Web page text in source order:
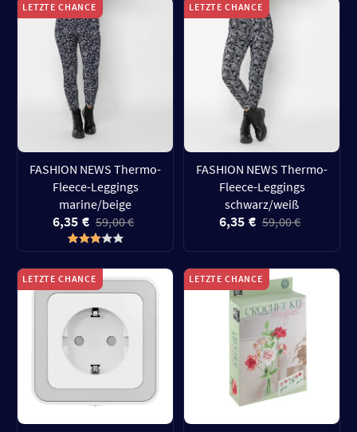
LETZTE CHANCE
FASHION NEWS Thermo-
Fleece-Leggings
marine/beige
6,35 € 59,00 €
LETZTE CHANCE
FASHION NEWS Thermo-
Fleece-Leggings
schwarz/weiß
6,35 € 59,00 €
LETZTE CHANCE LETZTE CHANCE